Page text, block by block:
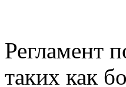
Регламент
таких как